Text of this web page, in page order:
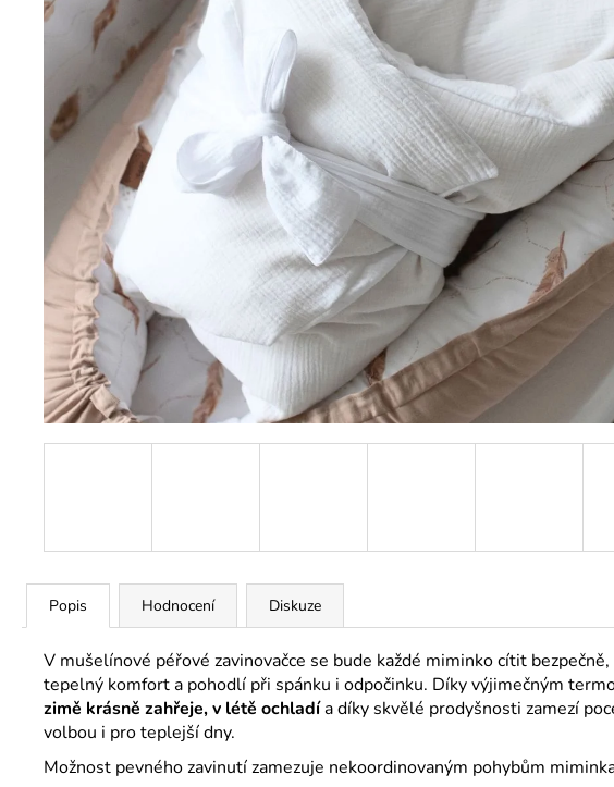
Popis Hodnocení Diskuze
V mušelínové péřové zavinovačce se bude každé miminko cítit
tepelný komfort a pohodlí při spánku i odpočinku. Díky výjimečným
zimě krásně zahřeje, v létě ochladía díky skvělé prodyšnosti zamezí
volbou i pro teplejší dny.
Možnost pevného zavinutí zamezuje nekoordinovaným pohybům